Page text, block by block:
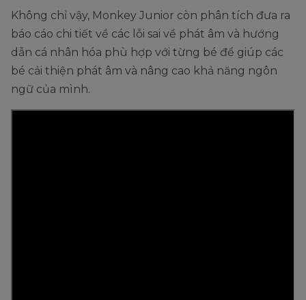
Không chỉ vậy, Monkey Junior còn phân tích đưa ra
báo cáo chi tiết về các lỗi sai về phát âm và hướng
dẫn cá nhân hóa phù hợp với từng bé để giúp các
bé cải thiện phát âm và nâng cao khả năng ngôn
ngữ của mình.